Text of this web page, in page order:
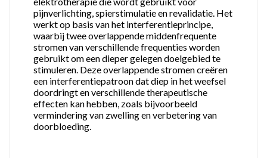
pijnverlichting, spierstimulatie en revalidatie. Het
werkt op basis van het interferentieprincipe,
waarbij twee overlappende middenfrequente
stromen van verschillende frequenties worden
gebruikt om een dieper gelegen doelgebied te
stimuleren. Deze overlappende stromen creëren
een interferentiepatroon dat diep in het weefsel
doordringt en verschillende therapeutische
effecten kan hebben, zoals bijvoorbeeld
vermindering van zwelling en verbetering van
doorbloeding.